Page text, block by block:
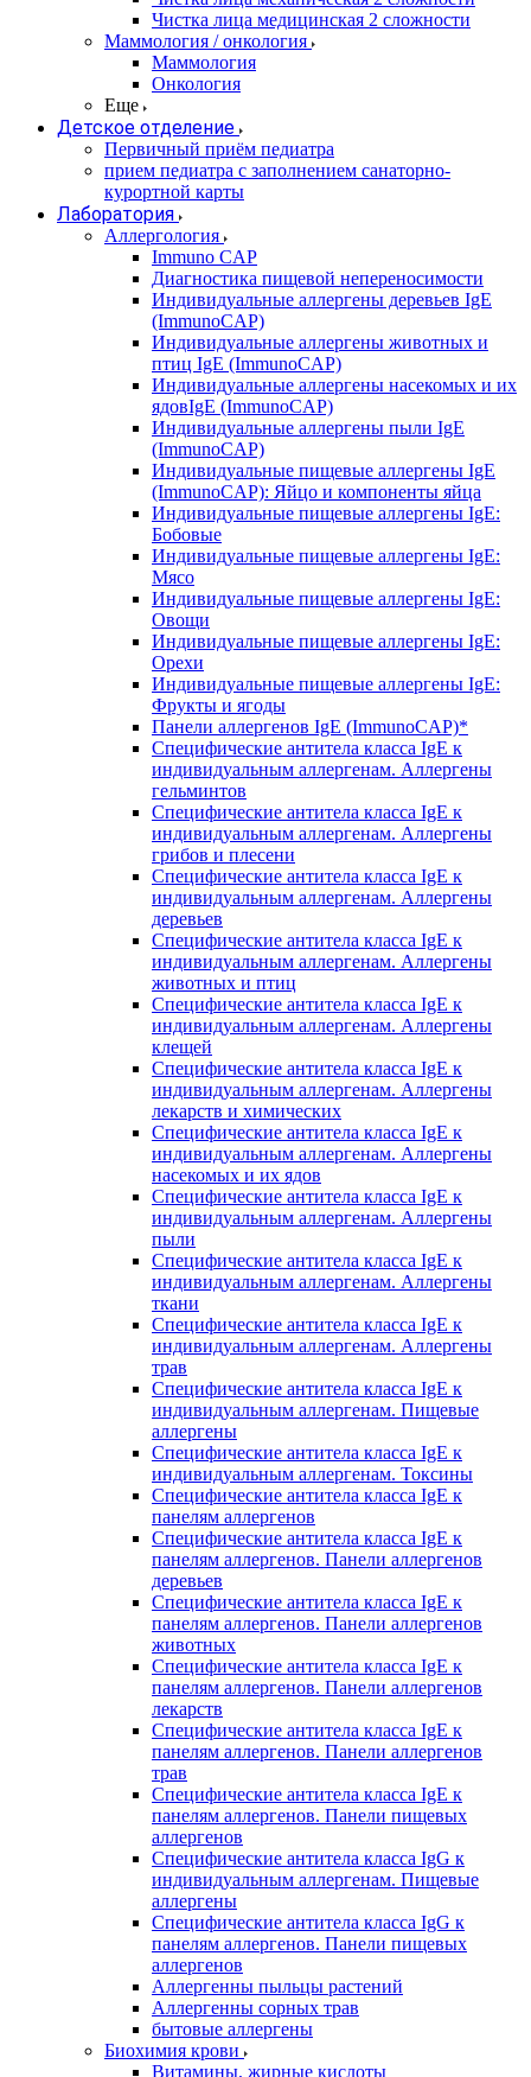
Чистка лица медицинская 2 сложности
Маммология / онкология
Маммология
Онкология
Еще
Детское отделение
Первичный приём педиатра
прием педиатра с заполнением санаторно-
курортной карты
Лаборатория
Аллергология
Immuno CAP
Диагностика пищевой непереносимости
Индивидуальные аллергены деревьев IgE
(ImmunoCAP)
Индивидуальные аллергены животных и
птиц IgE (ImmunoCAP)
Индивидуальные аллергены насекомых и их
ядовIgE (ImmunoCAP)
Индивидуальные аллергены пыли IgE
(ImmunoCAP)
Индивидуальные пищевые аллергены IgE
(ImmunoCAP): Яйцо и компоненты яйца
Индивидуальные пищевые аллергены IgE:
Бобовые
Индивидуальные пищевые аллергены IgE:
Мясо
Индивидуальные пищевые аллергены IgE:
Овощи
Индивидуальные пищевые аллергены IgE:
Орехи
Индивидуальные пищевые аллергены IgE:
Фрукты и ягоды
Панели аллергенов IgE (ImmunoCAP)*
Специфические антитела класса IgE к
индивидуальным аллергенам. Аллергены
гельминтов
Специфические антитела класса IgE к
индивидуальным аллергенам. Аллергены
грибов и плесени
Специфические антитела класса IgE к
индивидуальным аллергенам. Аллергены
деревьев
Специфические антитела класса IgE к
индивидуальным аллергенам. Аллергены
животных и птиц
Специфические антитела класса IgE к
индивидуальным аллергенам. Аллергены
клещей
Специфические антитела класса IgE к
индивидуальным аллергенам. Аллергены
лекарств и химических
Специфические антитела класса IgE к
индивидуальным аллергенам. Аллергены
насекомых и их ядов
Специфические антитела класса IgE к
индивидуальным аллергенам. Аллергены
пыли
Специфические антитела класса IgE к
индивидуальным аллергенам. Аллергены
ткани
Специфические антитела класса IgE к
индивидуальным аллергенам. Аллергены
трав
Специфические антитела класса IgE к
индивидуальным аллергенам. Пищевые
аллергены
Специфические антитела класса IgE к
индивидуальным аллергенам. Токсины
Специфические антитела класса IgE к
панелям аллергенов
Специфические антитела класса IgE к
панелям аллергенов. Панели аллергенов
деревьев
Специфические антитела класса IgE к
панелям аллергенов. Панели аллергенов
животных
Специфические антитела класса IgE к
панелям аллергенов. Панели аллергенов
лекарств
Специфические антитела класса IgE к
панелям аллергенов. Панели аллергенов
трав
Специфические антитела класса IgE к
панелям аллергенов. Панели пищевых
аллергенов
Специфические антитела класса IgG к
индивидуальным аллергенам. Пищевые
аллергены
Специфические антитела класса IgG к
панелям аллергенов. Панели пищевых
аллергенов
Аллергенны пыльцы растений
Аллергенны сорных трав
бытовые аллергены
Биохимия крови
Витамины, жирные кислоты